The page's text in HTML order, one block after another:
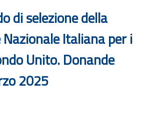
di selezione della
Italiana per i
Unito. Donande
2025